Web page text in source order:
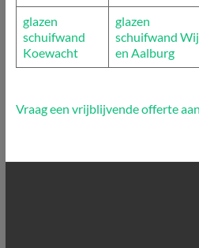
glazen
schuifwand
Koewacht
glazen
schuifwand
en Aalburg
Vraag een vrijblijvende offerte aan.